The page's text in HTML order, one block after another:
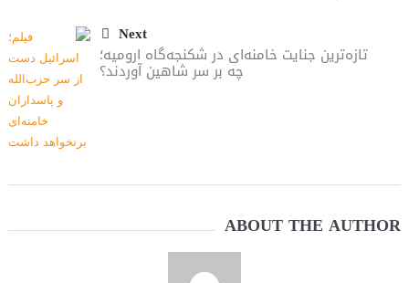
Next
تازه‌ترین جنایت خامنه‌ای در شکنجه‌گاه ارومیه؛
چه بر سر شاهین آوردند؟
ABOUT THE AUTHOR